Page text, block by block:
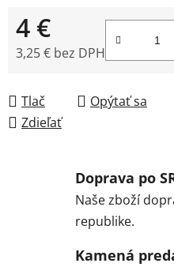
4 €
3,25 € bez DPH
Tlač Opýtať sa
Zdieľať
Doprava po
Naše zboží
republike.
Kamená